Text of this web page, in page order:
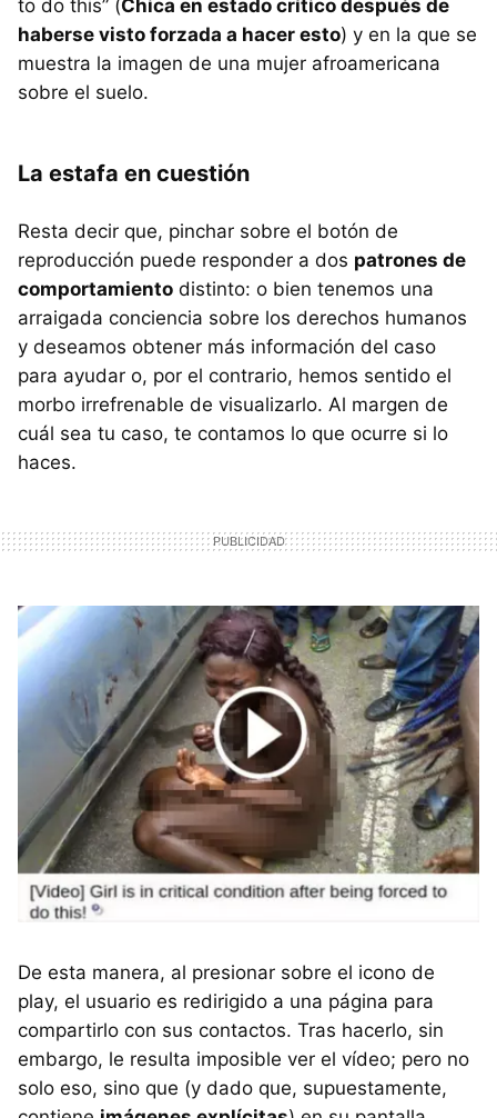
to do this” (Chica en estado crítico después de
haberse visto forzada a hacer esto) y en la que se
muestra la imagen de una mujer afroamericana
sobre el suelo.
La estafa en cuestión
Resta decir que, pinchar sobre el botón de
reproducción puede responder a dos patrones de
comportamiento distinto: o bien tenemos una
arraigada conciencia sobre los derechos humanos
y deseamos obtener más información del caso
para ayudar o, por el contrario, hemos sentido el
morbo irrefrenable de visualizarlo. Al margen de
cuál sea tu caso, te contamos lo que ocurre si lo
haces.
De esta manera, al presionar sobre el icono de
play, el usuario es redirigido a una página para
compartirlo con sus contactos. Tras hacerlo, sin
embargo, le resulta imposible ver el vídeo; pero no
solo eso, sino que (y dado que, supuestamente,